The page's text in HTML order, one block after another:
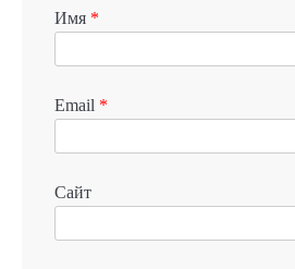
Имя *
Email *
Сайт